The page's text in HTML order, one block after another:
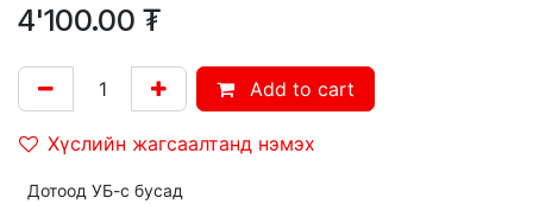
4'100.00 ₮
Add to cart
Хүслийн жагсаалтанд нэмэх
Дотоод УБ-с бусад